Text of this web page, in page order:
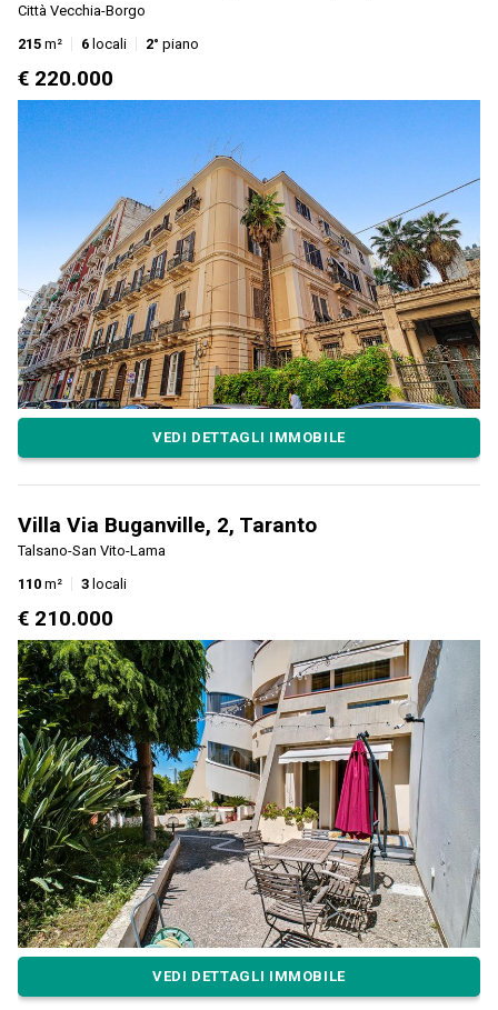
Città Vecchia-Borgo
215 m² 6 locali 2° piano
€ 220.000
VEDI DETTAGLI IMMOBILE
Villa Via Buganville, 2, Taranto
Talsano-San Vito-Lama
110 m² 3 locali
€ 210.000
VEDI DETTAGLI IMMOBILE